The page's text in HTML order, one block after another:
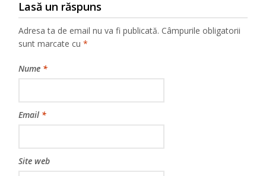
Lasă un răspuns
Adresa ta de email nu va fi publicată. Câmpurile obligatorii
sunt marcate cu*
Nume *
Email *
Site web